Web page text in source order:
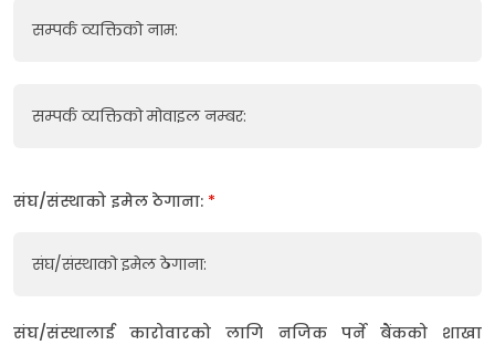
सम्पर्क व्यक्तिको नाम:
सम्पर्क व्यक्तिको मोवाइल नम्बर:
संघ/संस्थाको इमेल ठेगाना: *
संघ/संस्थाको इमेल ठेगाना:
संघ/संस्थालाई कारोवारको लागि नजिक पर्ने बैंकको शाखा